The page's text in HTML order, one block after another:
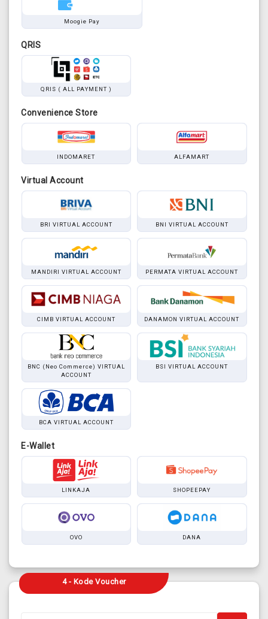
Moogie Pay
QRIS
QRIS ( ALL PAYMENT )
Convenience Store
INDOMARET ALFAMART
Virtual Account
BRI VIRTUAL ACCOUNT BNI VIRTUAL ACCOUNT
MANDIRI VIRTUAL ACCOUNT PERMATA VIRTUAL ACCOUNT
CIMB VIRTUAL ACCOUNT DANAMON VIRTUAL ACCOUNT
BNC (Neo Commerce) VIRTUAL
ACCOUNT
BSI VIRTUAL ACCOUNT
BCA VIRTUAL ACCOUNT
E-Wallet
LINKAJA SHOPEEPAY
OVO DANA
4 - Kode Voucher